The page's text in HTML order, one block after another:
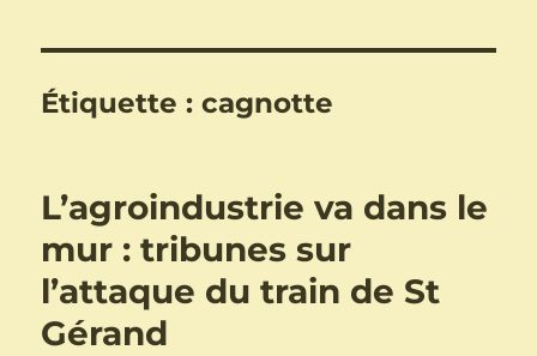
Étiquette :cagnotte
L’agroindustrie va dans le
mur : tribunes sur
l’attaque du train de St
Gérand